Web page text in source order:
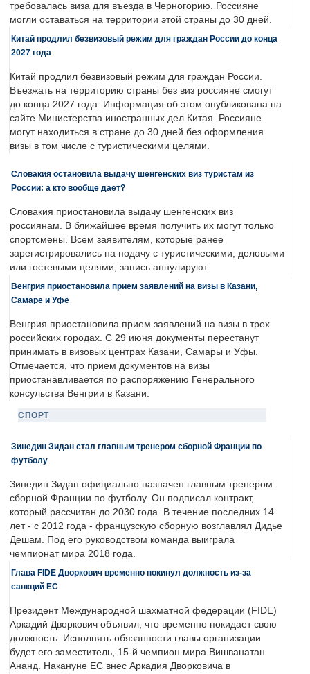
требовалась виза для въезда в Черногорию. Россияне
могли оставаться на территории этой страны до 30 дней.
Китай продлил безвизовый режим для граждан России до конца
2027 года
Китай продлил безвизовый режим для граждан России.
Въезжать на территорию страны без виз россияне смогут
до конца 2027 года. Информация об этом опубликована на
сайте Министерства иностранных дел Китая. Россияне
могут находиться в стране до 30 дней без оформления
визы в том числе с туристическими целями.
Словакия остановила выдачу шенгенских виз туристам из
России: а кто вообще дает?
Словакия приостановила выдачу шенгенских виз
россиянам. В ближайшее время получить их могут только
спортсмены. Всем заявителям, которые ранее
зарегистрировались на подачу с туристическими, деловыми
или гостевыми целями, запись аннулируют.
Венгрия приостановила прием заявлений на визы в Казани,
Самаре и Уфе
Венгрия приостановила прием заявлений на визы в трех
российских городах. С 29 июня документы перестанут
принимать в визовых центрах Казани, Самары и Уфы.
Отмечается, что прием документов на визы
приостанавливается по распоряжению Генерального
консульства Венгрии в Казани.
СПОРТ
Зинедин Зидан стал главным тренером сборной Франции по
футболу
Зинедин Зидан официально назначен главным тренером
сборной Франции по футболу. Он подписал контракт,
который рассчитан до 2030 года. В течение последних 14
лет - с 2012 года - французскую сборную возглавлял Дидье
Дешам. Под его руководством команда выиграла
чемпионат мира 2018 года.
Глава FIDE Дворкович временно покинул должность из-за
санкций ЕС
Президент Международной шахматной федерации (FIDE)
Аркадий Дворкович объявил, что временно покидает свою
должность. Исполнять обязанности главы организации
будет его заместитель, 15-й чемпион мира Вишванатан
Ананд. Накануне ЕС внес Аркадия Дворковича в